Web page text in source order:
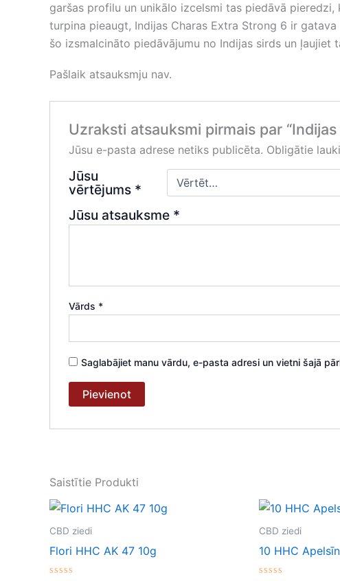
garšas profilu un unikālo izcelsmi tas piedāvā
turpina pieaugt, Indijas Charas Extra Strong 6 ir
šo izsmalcināto piedāvājumu no Indijas sirds un ļaujiet
Pašlaik atsauksmju nav.
Uzraksti atsauksmi pirmais par
Jūsu e-pasta adrese netiks publicēta. Obligātie
Jūsu
vērtējums *
Jūsu atsauksme *
Vārds *
Saglabājiet manu vārdu, e-pasta adresi un vietni šajā
Saistītie Produkti
CBD ziedi
Flori HHC AK 47 10g
CBD ziedi
10 HHC